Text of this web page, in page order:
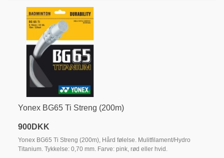
Yonex BG65 Ti Streng (200m)
900DKK
Yonex BG65 Ti Streng (200m), Hård følelse. Mulitfilament/Hydro
Titanium. Tykkelse: 0,70 mm. Farve: pink, rød eller hvid.